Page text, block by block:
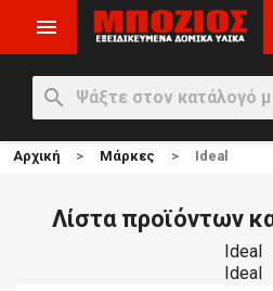

search
Αρχική Μάρκες Ideal
Λίστα προϊόντων
Ideal
Ideal